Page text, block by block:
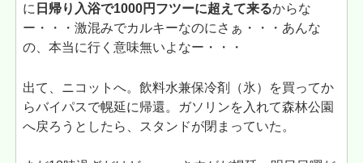
に 日帰り入浴で1000円フツーに超えて来るからな
ー・・・激混みでカルキーなのにさぁ・・・あんな
の、本当に行く意味無いよなー・・・
出て、ニコットへ。飲料水兼保冷剤（氷）を買ってか
らバイパスで幌延に帰還。ガソリンを入れて森林公園
へ戻ろうとしたら、スタンドが閉まっていた。